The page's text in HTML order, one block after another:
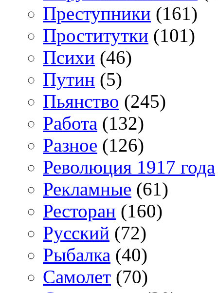
Преступники (161)
Проститутки (101)
Психи (46)
Путин (5)
Пьянство (245)
Работа (132)
Разное (126)
Революция 1917 года
Рекламные (61)
Ресторан (160)
Русский (72)
Рыбалка (40)
Самолет (70)